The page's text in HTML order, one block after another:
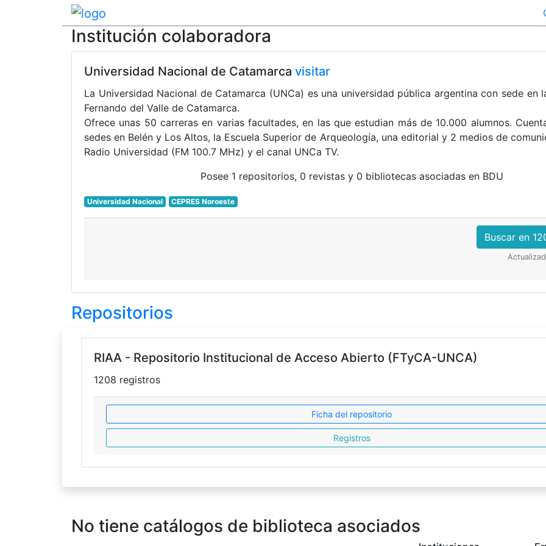
Institución colaboradora
Universidad Nacional de Catamarca visitar
La Universidad Nacional de Catamarca (UNCa) es una universidad pública argentina con sede en
Fernando del Valle de Catamarca.
Ofrece unas 50 carreras en varias facultades, en las que estudian más de 10.000 alumnos.
sedes en Belén y Los Altos, la Escuela Superior de Arqueología, una editorial y 2 medios de
Radio Universidad (FM 100.7 MHz) y el canal UNCa TV.
Posee 1 repositorios, 0 revistas y 0 bibliotecas asociadas en BDU
Universidad Nacional CEPRES Noroeste
Buscar en
Repositorios
RIAA - Repositorio Institucional de Acceso Abierto (FTyCA-UNCA)
1208 registros
Ficha del repositorio
Registros
No tiene catálogos de biblioteca asociados